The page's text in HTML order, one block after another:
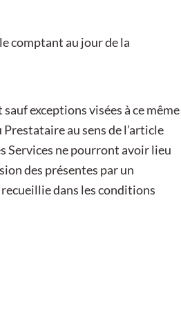
comptant au jour de la
exceptions visées à ce même
au sens de l’article
Services ne pourront avoir lieu
des présentes par un
dans les conditions